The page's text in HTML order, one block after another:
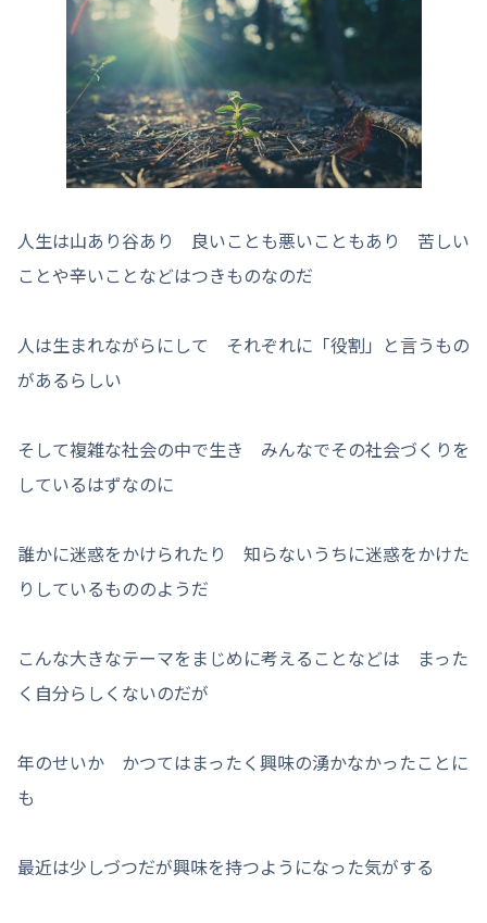
人生は山あり谷あり 良いことも悪いこともあり 苦しい
ことや辛いことなどはつきものなのだ
人は生まれながらにして それぞれに「役割」と言うもの
があるらしい
そして複雑な社会の中で生き みんなでその社会づくりを
しているはずなのに
誰かに迷惑をかけられたり 知らないうちに迷惑をかけた
りしているもののようだ
こんな大きなテーマをまじめに考えることなどは まった
く自分らしくないのだが
年のせいか かつてはまったく興味の湧かなかったことに
も
最近は少しづつだが興味を持つようになった気がする